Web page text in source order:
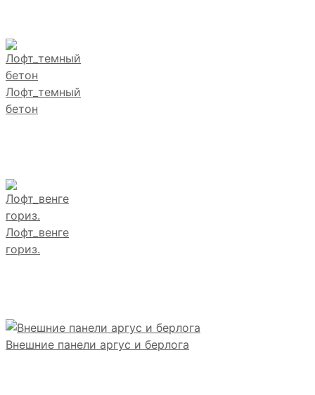
Лофт_темный
бетон
Лофт_венге
гориз.
Внешние панели аргус и берлога